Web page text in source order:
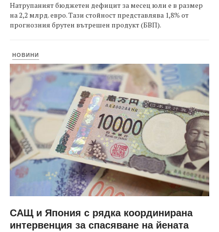
Натрупаният бюджетен дефицит за месец юли е в размер
на 2,2 млрд. евро. Тази стойност представлява 1,8% от
прогнозния брутен вътрешен продукт (БВП).
НОВИНИ
САЩ и Япония с рядка координирана
интервенция за спасяване на йената